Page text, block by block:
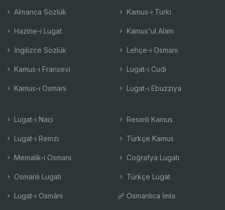
Almanca Sözlük
Hazine-i Lugat
İngilizce Sözlük
Kamus-ı Fransevi
Kamus-ı Osmani
Kamus-ı Türki
Kamus'ul Alam
Lehçe-i Osmani
Lugat-ı Cudi
Lugat-ı Ebuzziya
Lugat-ı Naci
Lugat-ı Remzi
Memalik-i Osmani
Osmanlı Lugatı
Lugat-ı Osmâni
Resimli Kamus
Türkçe Kamus
Coğrafya Lugatı
Türkçe Lugat
Osmanlıca İmla